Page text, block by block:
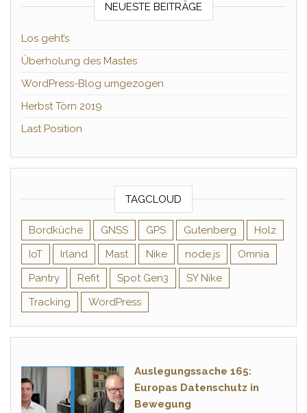
NEUESTE BEITRÄGE
Los geht’s
Überholung des Mastes
WordPress-Blog umgezogen
Herbst Törn 2019
Last Position
TAGCLOUD
Bordküche GNSS GPS Gutenberg
Holz
IoT
Irland Mast Nike node.js
Omnia
Pantry
Refit Spot Gen3
SY Nike
Tracking
WordPress
Auslegungssache 165:
Europas Datenschutz in
Bewegung